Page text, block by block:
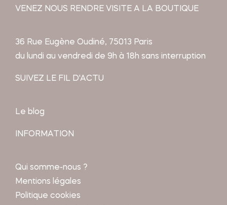
VENEZ NOUS RENDRE VISITE A LA BOUTIQUE
36 Rue Eugène Oudiné, 75013 Paris
du lundi au vendredi de 9h à 18h sans interruption
SUIVEZ LE FIL D'ACTU
Le blog
INFORMATION
Qui somme-nous ?
Mentions légales
Politique cookies